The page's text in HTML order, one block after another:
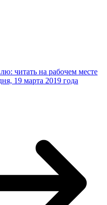
читать на рабочем месте
19 марта 2019 года